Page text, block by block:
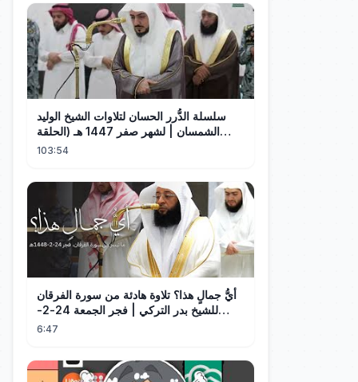
سلسلة الدُّرر الحسان لتلاوات الشيخ الوليد
الشمسان | لشهر صفر 1447 هـ (الحلقة
103:54
أيُّ جمالٍ هذا؟ تلاوة هادئة من سورة الفرقان
للشيخ بدر التركي | فجر الجمعة 24-2-
1448هـ6:47